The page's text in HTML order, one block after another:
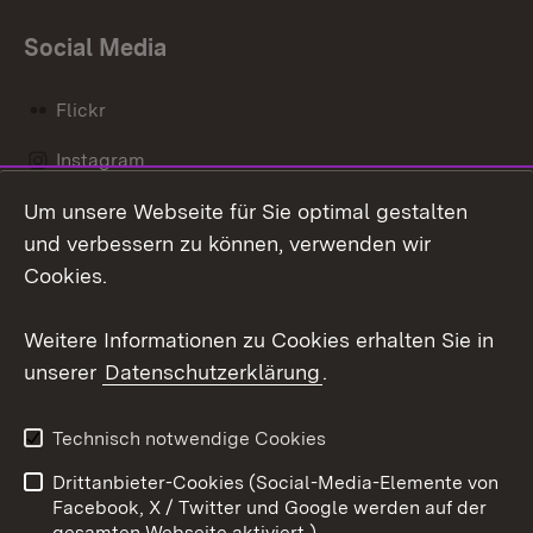
Social Media
Flickr
Instagram
Social Wall
Barrierefreiheit
Benutzungshinweise
Impressum
Cookies
Um unsere Webseite für Sie optimal gestalten
und verbessern zu können, verwenden wir
Cookies.
Weitere Informationen zu Cookies erhalten Sie in
unserer Datenschutzerklärung.
Technisch notwendige Cookies
Drittanbieter-Cookies (Social-Media-Elemente von
Facebook, X / Twitter und Google werden auf der